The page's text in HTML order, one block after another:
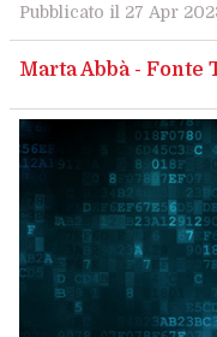
Pubblicato il 27 Apr
Marta Abbà - Fonte